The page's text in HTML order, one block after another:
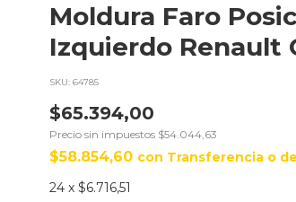
Moldura Faro
Izquierdo Renault
SKU: 64785
$65.394,00
Precio sin impuestos $54.044,63
$58.854,60 con Transferencia o
24 x $6.716,51